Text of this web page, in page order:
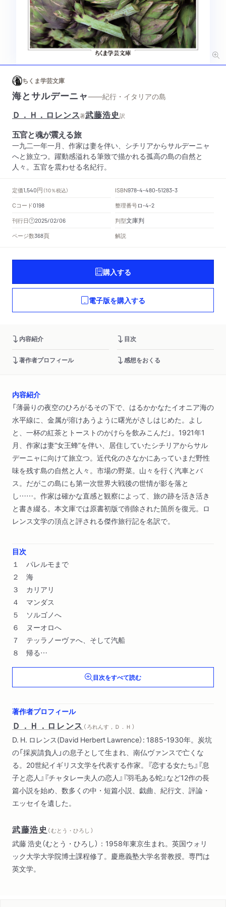
ちくま学芸文庫
海とサルデーニャ——紀行・イタリアの島
Ｄ．Ｈ．ロレンス著武藤浩史訳
五官と魂が震える旅
一九二一年一月、作家は妻を伴い、シチリアからサルデーニャ
へと旅立つ。躍動感溢れる筆致で描かれる孤高の島の自然と
人々。五官を震わせる名紀行。
定価1,540円 （10％税込） ISBN978-4-480-51283-3
Cコード0198 整理番号ロ-4-2
刊行日 2025/02/06 判型文庫判
ページ数368頁 解説
購入する
電子版を購入する
内容紹介 目次
著作者プロフィール 感想をおくる
内容紹介
「薄曇りの夜空のひろがるその下で、はるかかなたイオニア海の
水平線に、金属が溶けあうように曙光がさしはじめた。よし
と、一杯の紅茶とトーストのかけらを飲みこんだ」。1921年1
月、作家は妻“女王蜂”を伴い、居住していたシチリアからサル
デーニャに向けて旅立つ。近代化のさなかにあっていまだ野性
味を残す島の自然と人々。市場の野菜。山々を行く汽車とバ
ス。だがこの島にも第一次世界大戦後の世情が影を落と
し……。作家は確かな直感と観察によって、旅の跡を活き活き
と書き綴る。本文庫では原書初版で削除された箇所を復元。ロ
レンス文学の頂点と評される傑作旅行記を名訳で。
目次
１ パレルモまで
２ 海
３ カリアリ
４ マンダス
５ ソルゴノへ
６ ヌーオロへ
７ テッラノーヴァへ、そして汽船
８ 帰る
文庫版訳者あとがき
目次をすべて読む
著作者プロフィール
Ｄ．Ｈ．ロレンス （ ろれんす，Ｄ．Ｈ ）
D. H. ロレンス(David Herbert Lawrence）: 1885-1930年。炭坑
の「採炭請負人」の息子として生まれ、南仏ヴァンスで亡くな
る。20世紀イギリス文学を代表する作家。『恋する女たち』『息
子と恋人』『チャタレー夫人の恋人』『羽毛ある蛇』など12作の長
篇小説を始め、数多くの中・短篇小説、戯曲、紀行文、評論・
エッセイを遺した。
武藤浩史 （ むとう・ひろし ）
武藤 浩史（むとう・ひろし）：1958年東京生まれ。英国ウォリ
ック大学大学院博士課程修了。慶應義塾大学名誉教授。専門は
英文学。